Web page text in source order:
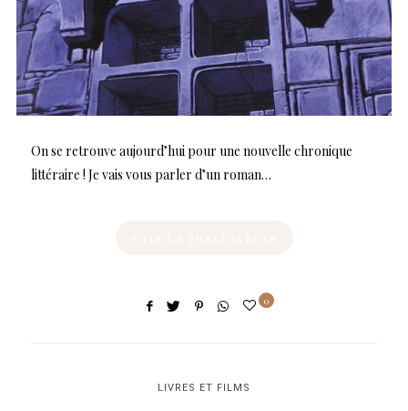
On se retrouve aujourd’hui pour une nouvelle chronique
littéraire ! Je vais vous parler d’un roman…
0
LIVRES ET FILMS